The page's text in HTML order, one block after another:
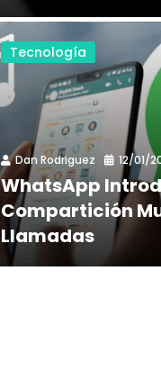
Tecnología
Dan Rodriguez 12/01/
WhatsApp
Compartición
Llamadas